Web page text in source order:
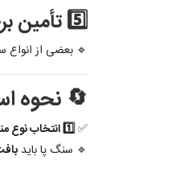
5️⃣ تأمین برخی مواد معدنی مورد نیاز بدن پرنده 💎
🔹 بعضی از انواع
🔄 نحوه
✅1️⃣ انتخاب نوع مناسب:
🔹 سنگ پا باید